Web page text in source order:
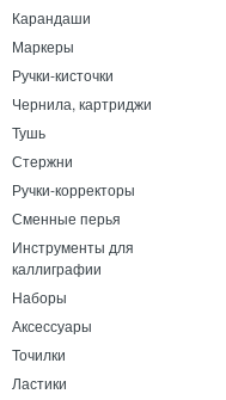
Карандаши
Маркеры
Ручки-кисточки
Чернила, картриджи
Тушь
Стержни
Ручки-корректоры
Сменные перья
Инструменты для
каллиграфии
Наборы
Аксессуары
Точилки
Ластики